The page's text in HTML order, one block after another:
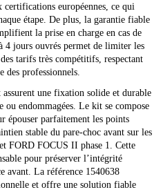
européennes, ce qui
étape. De plus, la garantie fiable
la prise en charge en cas de
4 jours ouvrés permet de limiter les
tarifs très compétitifs, respectant
des professionnels.
une fixation solide et durable
ou endommagées. Le kit se compose
épouser parfaitement les points
stable du pare-choc avant sur les
FORD FOCUS II phase 1. Cette
pour préserver l’intégrité
avant. La référence 1540638
et offre une solution fiable